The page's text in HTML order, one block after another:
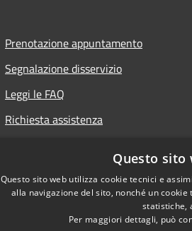
Prenotazione appuntamento
Segnalazione disservizio
Leggi le FAQ
Richiesta assistenza
Questo sito
Questo sito web utilizza cookie tecnici e
alla navigazione del sito, nonché un
statistiche,
Per maggiori dettagli, può